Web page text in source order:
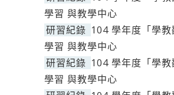
學習 與教學中心
研習紀錄 104 學年度「學教
學習 與教學中心
研習紀錄 104 學年度「學教
學習 與教學中心